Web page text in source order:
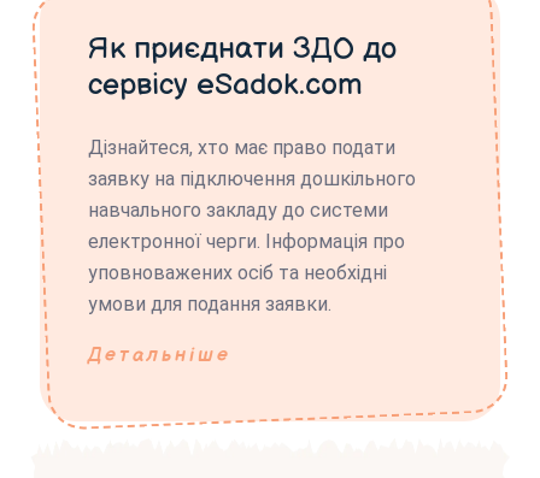
Як приєднати ЗДО до
сервісу eSadok.com
Дізнайтеся, хто має право подати
заявку на підключення дошкільного
навчального закладу до системи
електронної черги. Інформація про
уповноважених осіб та необхідні
умови для подання заявки.
Детальніше